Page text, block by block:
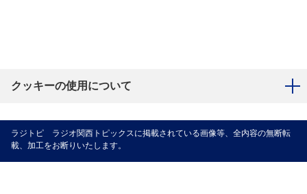
クッキーの使用について
ラジトピ ラジオ関西トピックスに掲載されている画像等、全内容の無断転
載、加工をお断りいたします。